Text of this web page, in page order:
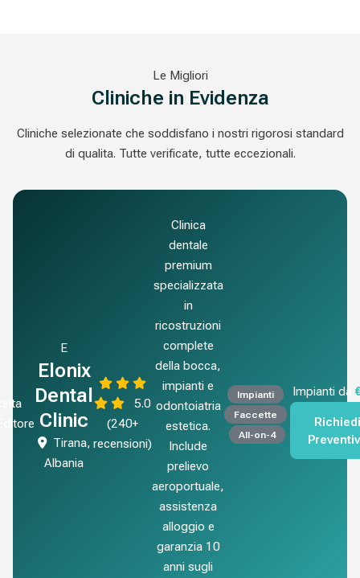
Le Migliori
Cliniche in Evidenza
Cliniche selezionate che soddisfano i nostri rigorosi standard
di qualita. Tutte verificate, tutte eccezionali.
E
Elonix
Dental
Clinic
Tirana,
Albania
5.0
(240+
recensioni)
Clinica
dentale
premium
specializzata
in
ricostruzioni
complete
della bocca,
impianti e
odontoiatria
estetica.
Include
prelievo
aeroportuale,
assistenza
alloggio e
garanzia 10
anni sugli
Impianti
Faccette
All-on-4
Impianti da
Richiedi